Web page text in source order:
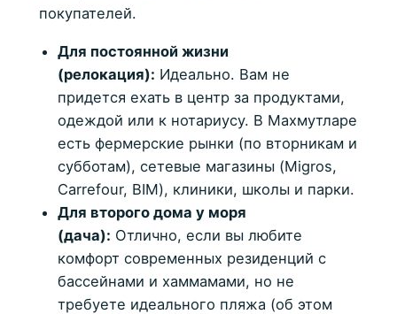
покупателей.
Для постоянной жизни
(релокация): Идеально. Вам не
придется ехать в центр за продуктами,
одеждой или к нотариусу. В Махмутларе
есть фермерские рынки (по вторникам и
субботам), сетевые магазины (Migros,
Carrefour, BIM), клиники, школы и парки.
Для второго дома у моря
(дача): Отлично, если вы любите
комфорт современных резиденций с
бассейнами и хаммамами, но не
требуете идеального пляжа (об этом